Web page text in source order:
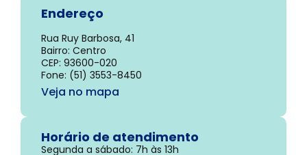
Endereço
Rua Ruy Barbosa, 41
Bairro: Centro
CEP: 93600-020
Fone: (51) 3553-8450
Veja no mapa
Horário de atendimento
Segunda a sábado: 7h às 13h